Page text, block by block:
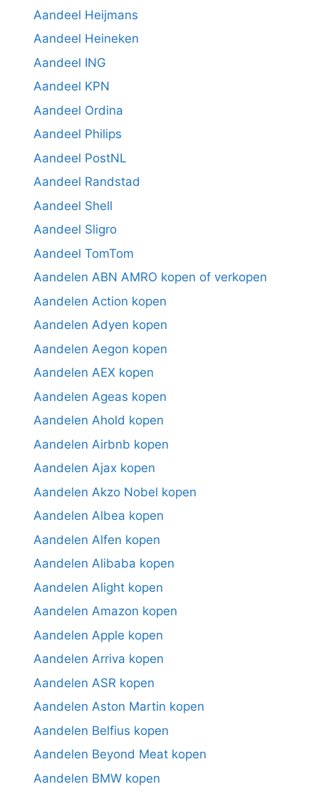
Aandeel Heijmans
Aandeel Heineken
Aandeel ING
Aandeel KPN
Aandeel Ordina
Aandeel Philips
Aandeel PostNL
Aandeel Randstad
Aandeel Shell
Aandeel Sligro
Aandeel TomTom
Aandelen ABN AMRO kopen of verkopen
Aandelen Action kopen
Aandelen Adyen kopen
Aandelen Aegon kopen
Aandelen AEX kopen
Aandelen Ageas kopen
Aandelen Ahold kopen
Aandelen Airbnb kopen
Aandelen Ajax kopen
Aandelen Akzo Nobel kopen
Aandelen Albea kopen
Aandelen Alfen kopen
Aandelen Alibaba kopen
Aandelen Alight kopen
Aandelen Amazon kopen
Aandelen Apple kopen
Aandelen Arriva kopen
Aandelen ASR kopen
Aandelen Aston Martin kopen
Aandelen Belfius kopen
Aandelen Beyond Meat kopen
Aandelen BMW kopen